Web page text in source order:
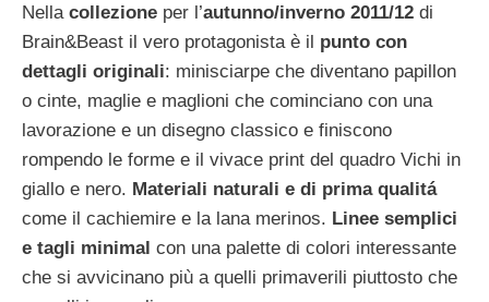
Nella collezione per l’autunno/inverno 2011/12 di
Brain&Beast il vero protagonista è il punto con
dettagli originali: minisciarpe che diventano papillon
o cinte, maglie e maglioni che cominciano con una
lavorazione e un disegno classico e finiscono
rompendo le forme e il vivace print del quadro Vichi in
giallo e nero. Materiali naturali e di prima qualitá
come il cachiemire e la lana merinos. Linee semplici
e tagli minimal con una palette di colori interessante
che si avvicinano più a quelli primaverili piuttosto che